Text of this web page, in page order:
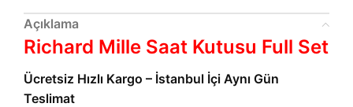
Açıklama
Richard Mille Saat Kutusu Full Set
Ücretsiz Hızlı Kargo – İstanbul İçi Aynı Gün
Teslimat